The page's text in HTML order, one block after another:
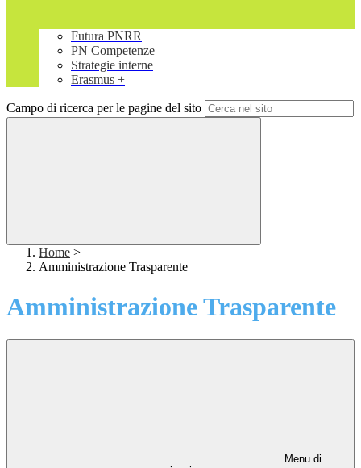
Futura PNRR
PN Competenze
Strategie interne
Erasmus +
Campo di ricerca per le pagine del sito
Home >
Amministrazione Trasparente
Amministrazione Trasparente
Menu di